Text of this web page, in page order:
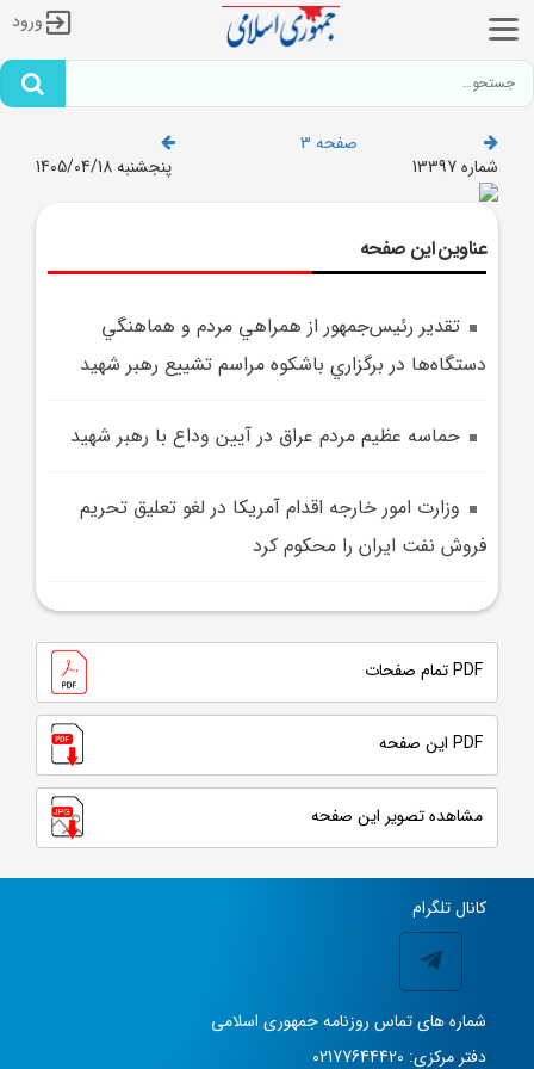
ورود
صفحه 3
شماره 13397
پنجشنبه 1405/04/18
عناوین این صفحه
تقدير رئيس‌جمهور از همراهي مردم و هماهنگي
دستگاه‌ها در برگزاري باشکوه مراسم تشييع رهبر شهيد
حماسه عظيم مردم عراق در آيين وداع با رهبر شهيد
وزارت امور خارجه اقدام آمريکا در لغو تعليق تحريم
فروش نفت ايران را محکوم کرد
PDF تمام صفحات
PDF این صفحه
مشاهده تصویر این صفحه
کانال تلگرام
شماره های تماس روزنامه جمهوری اسلامی
دفتر مرکزی: 02177644420